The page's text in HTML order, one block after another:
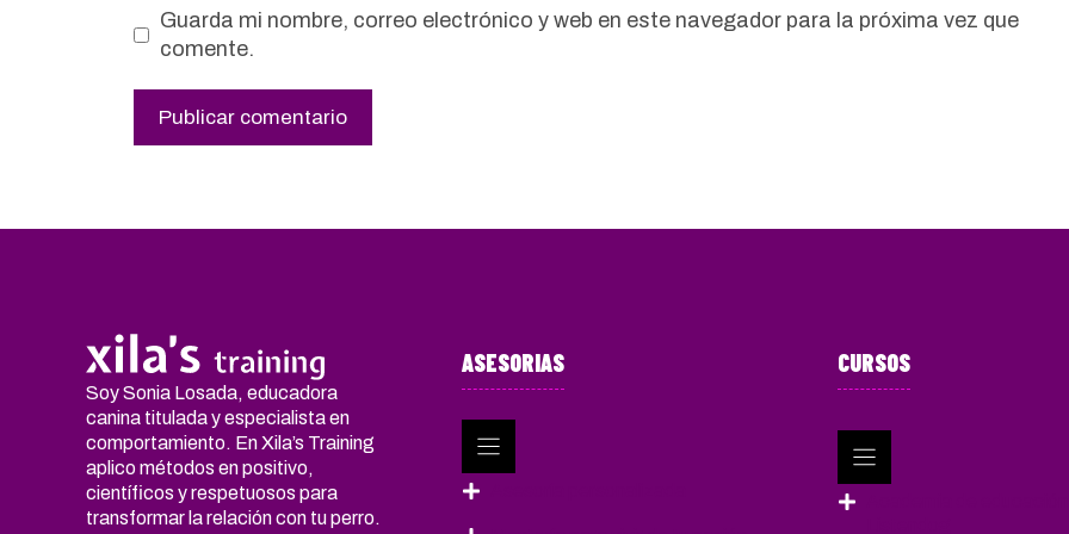
Guarda mi nombre, correo electrónico y web en este navegador para la próxima vez que
comente.
Soy Sonia Losada, educadora
canina titulada y especialista en
comportamiento. En Xila’s Training
aplico métodos en positivo,
científicos y respetuosos para
transformar la relación con tu perro.
ASESORIAS CURSOS